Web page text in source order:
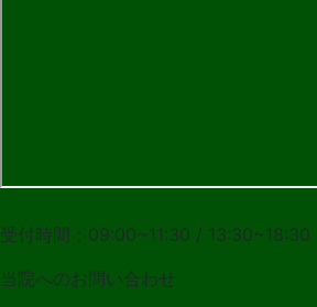
受付時間：09:00~11:30 / 13:30~18:30
当院へのお問い合わせ